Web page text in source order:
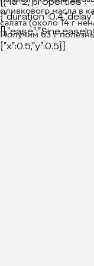
[{"id":2,"properties":
{"x":0.5,"y":0.5}}
оливкового масла в
салата (около 14 г
Получим 63 г